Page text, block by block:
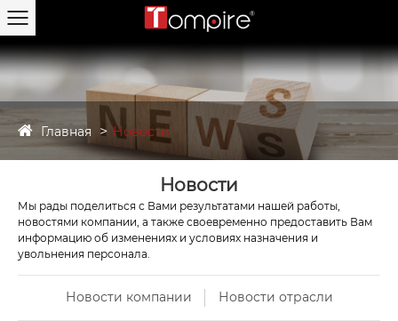
Главная Новости
Новости
Мы рады поделиться с Вами результатами нашей работы,
новостями компании, а также своевременно предоставить Вам
информацию об изменениях и условиях назначения и
увольнения персонала.
Новости компании Новости отрасли